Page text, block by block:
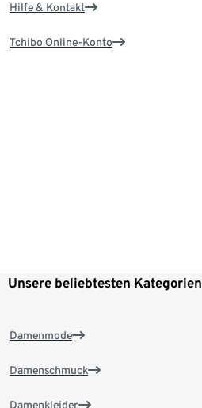
Hilfe & Kontakt
Tchibo Online-Konto
Unsere beliebtesten Kategorien
Damenmode
Damenschmuck
Damenkleider